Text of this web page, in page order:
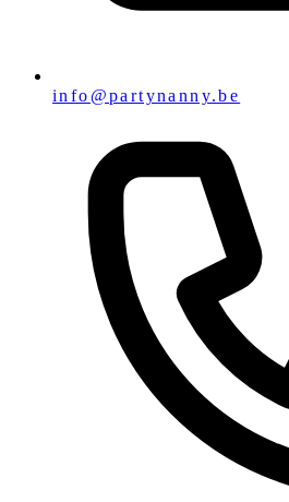
info@partynanny.be